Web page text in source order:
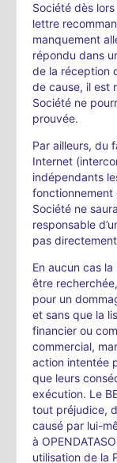
Société dès
lettre
manquement
répondu dans
de la réception
de cause, il est
Société ne
prouvée.
Par ailleurs, du
Internet
indépendants
fonctionnement
Société ne
responsable
pas directement
En aucun cas
être
pour un
et sans que la
financier ou
commercial,
action intentée
que leurs
exécution. Le
tout préjudice,
causé par lui-
à
utilisation de la